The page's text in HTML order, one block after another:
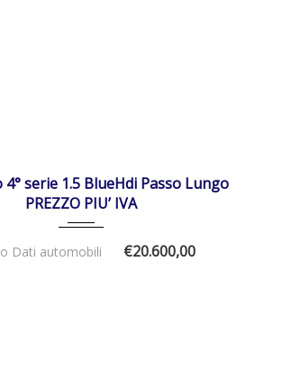
4° serie 1.5 BlueHdi Passo Lungo
PREZZO PIU’ IVA
Dati automobili €20.600,00